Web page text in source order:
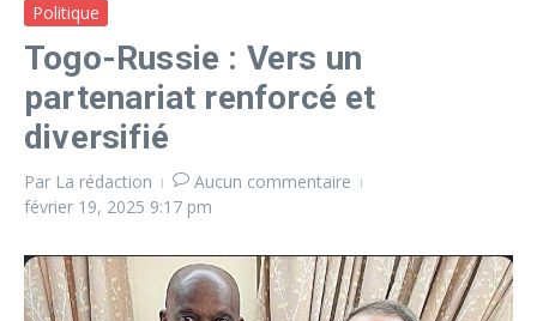
Politique
Togo-Russie : Vers un
partenariat renforcé et
diversifié
Par La rédaction
Aucun commentaire
février 19, 2025 9:17 pm